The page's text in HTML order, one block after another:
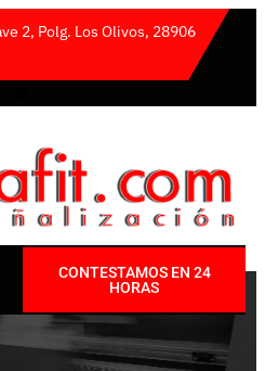
2, Polg. Los Olivos, 28906
CONTESTAMOS EN 24
HORAS